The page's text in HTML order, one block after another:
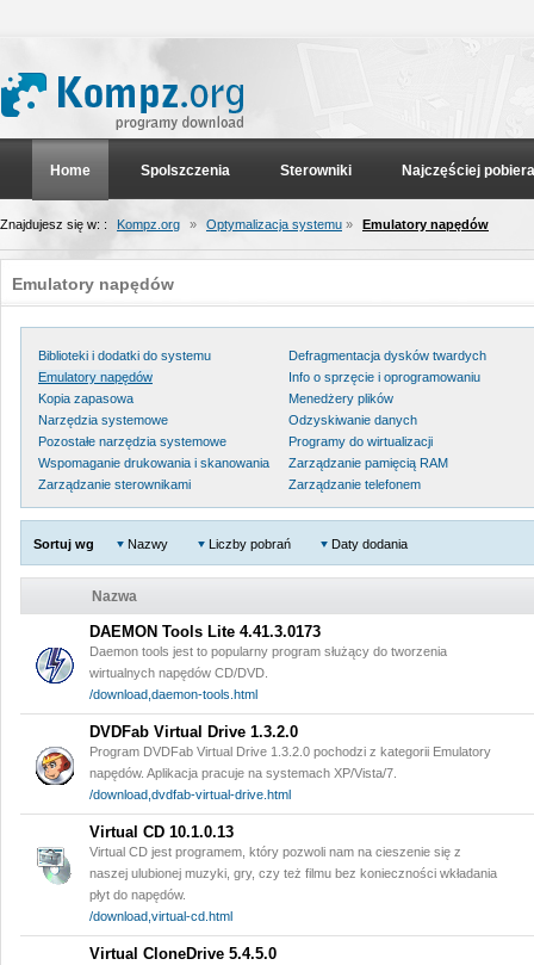
Home Spolszczenia Sterowniki Najczęściej
Znajdujesz się w: : Kompz.org » Optymalizacja systemu » Emulatory napędów
Emulatory napędów
Biblioteki i dodatki do systemu
Defragmentacja dysków twardych
Emulatory napędów
Info o sprzęcie i oprogramowaniu
Kopia zapasowa
Menedżery plików
Narzędzia systemowe
Odzyskiwanie danych
Pozostałe narzędzia systemowe
Programy do wirtualizacji
Wspomaganie drukowania i skanowania
Zarządzanie pamięcią RAM
Zarządzanie sterownikami
Zarządzanie telefonem
Sortuj wg Nazwy Liczby pobrań Daty dodania
Nazwa
DAEMON Tools Lite 4.41.3.0173
Daemon tools jest to popularny program służący do tworzenia
wirtualnych napędów CD/DVD.
/download,daemon-tools.html
DVDFab Virtual Drive 1.3.2.0
Program DVDFab Virtual Drive 1.3.2.0 pochodzi z kategorii Emulatory
napędów. Aplikacja pracuje na systemach XP/Vista/7.
/download,dvdfab-virtual-drive.html
Virtual CD 10.1.0.13
Virtual CD jest programem, który pozwoli nam na cieszenie się z
naszej ulubionej muzyki, gry, czy też filmu bez konieczności wkładania
płyt do napędów.
/download,virtual-cd.html
Virtual CloneDrive 5.4.5.0